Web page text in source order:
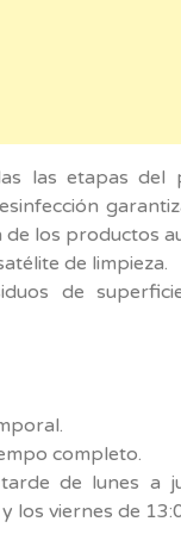
las etapas del
de los productos
de limpieza.
de
completo.
de lunes a
los viernes de